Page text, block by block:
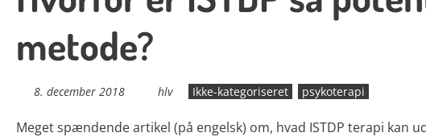
metode?
8. december 2018 hlv Ikke-kategoriseret psykoterapi
Meget spændende artikel (på engelsk) om, hvad ISTDP terapi kan